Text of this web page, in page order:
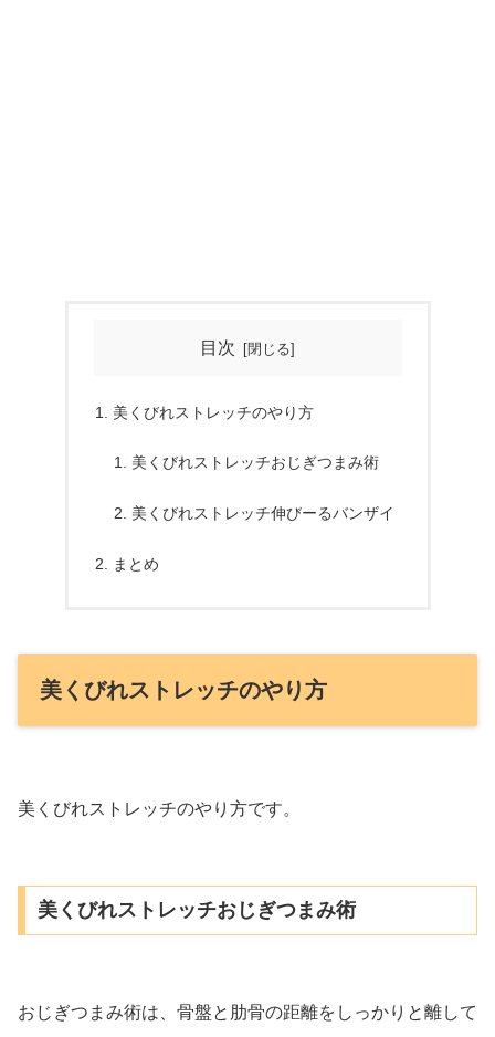
目次
美くびれストレッチのやり方
美くびれストレッチおじぎつまみ術
美くびれストレッチ伸びーるバンザイ
まとめ
美くびれストレッチのやり方
美くびれストレッチのやり方です。
美くびれストレッチおじぎつまみ術
おじぎつまみ術は、骨盤と肋骨の距離をしっかりと離して